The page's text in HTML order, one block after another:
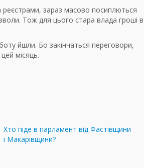
реєстрами, зараз масово посиплються
Тож для цього стара влада гроші в
йшли. Бо закінчаться переговори,
місяць.
Хто піде в парламент від Фастівщини
і Макарівщини?